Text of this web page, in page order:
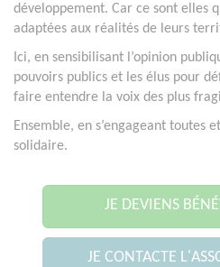
développement. Car ce sont elles
adaptées aux réalités de leurs
Ici, en sensibilisant l’opinion
pouvoirs publics et les élus pour
faire entendre la voix des plus
Ensemble, en s’engageant toutes
solidaire.
JE DEVIENS
JE CONTACTE